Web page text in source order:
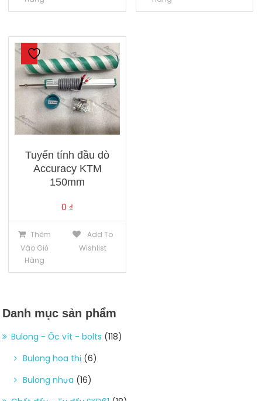
Tuyến tính đầu dò
Accuracy KTM
150mm
0 ₫
Thêm
Vào Giỏ
Hàng
Add To
Wishlist
Danh mục sản phẩm
Bulong - Ốc vít - bolts (118)
Bulong hoa thị (6)
Bulong nhựa (16)